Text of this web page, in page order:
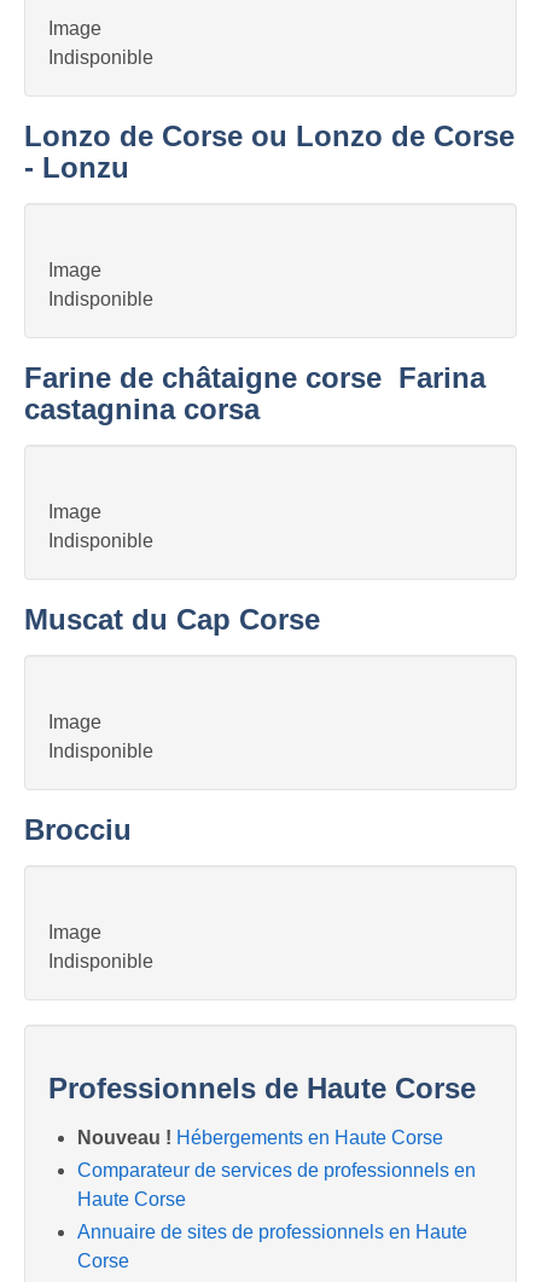
Image
Indisponible
Lonzo de Corse ou Lonzo de Corse
- Lonzu
Image
Indisponible
Farine de châtaigne corse  Farina
castagnina corsa
Image
Indisponible
Muscat du Cap Corse
Image
Indisponible
Brocciu
Image
Indisponible
Professionnels de Haute Corse
Nouveau ! Hébergements en Haute Corse
Comparateur de services de professionnels en
Haute Corse
Annuaire de sites de professionnels en Haute
Corse